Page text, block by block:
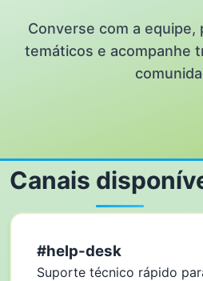
Converse com a equipe,
temáticos e acompanhe
Canais
#help-desk
Suporte técnico rápido